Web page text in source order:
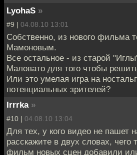
LyohaS »
#9 | 04.08.10 13:01
Собственно, из нового фильма
Мамоновым.
Все остальное - из старой
Маловато для того чтобы
Или это умелая игра на
потенциальных зрителей?
Irrrka »
#10 | 04.08.10 13:04
Для тех, у кого видео не пашет
расскажите в двух словах, чего
фильм новых сцен добавили